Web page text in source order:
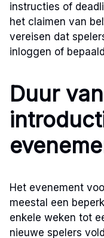
instructies of
het claimen van
vereisen dat
inloggen of
Duur
Het evenement
meestal een
enkele weken tot
nieuwe spelers